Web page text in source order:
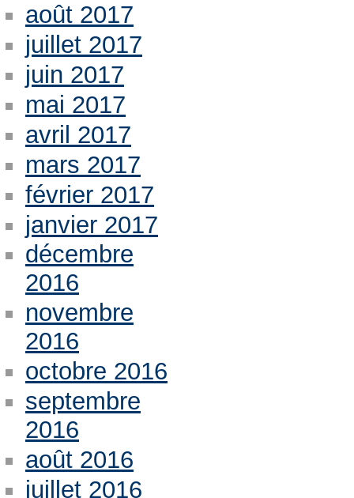
août 2017
juillet 2017
juin 2017
mai 2017
avril 2017
mars 2017
février 2017
janvier 2017
décembre
2016
novembre
2016
octobre 2016
septembre
2016
août 2016
juillet 2016